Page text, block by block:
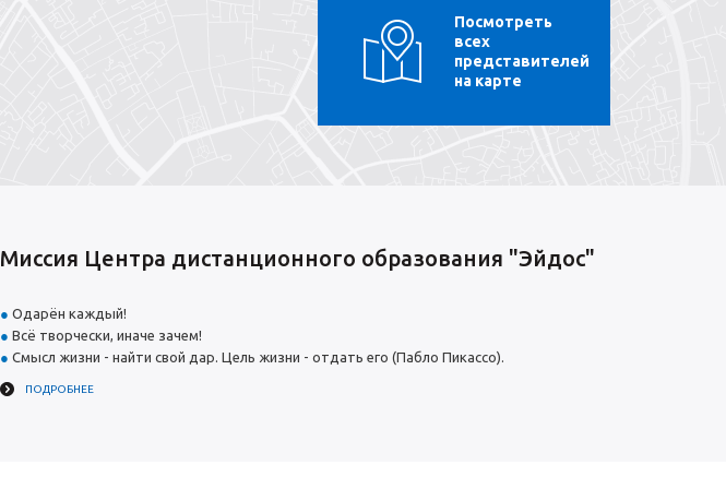
Посмотреть
всех
представителей
на карте
Миссия Центра дистанционного образования "Эйдос"
Одарён каждый!
Всё творчески, иначе зачем!
Смысл жизни - найти свой дар. Цель жизни - отдать его (Пабло Пикассо).
ПОДРОБНЕЕ